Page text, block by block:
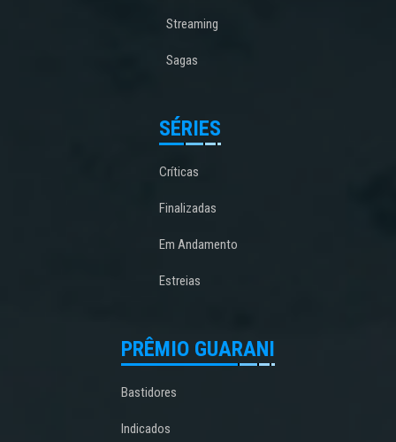
Streaming
Sagas
SÉRIES
Críticas
Finalizadas
Em Andamento
Estreias
PRÊMIO GUARANI
Bastidores
Indicados